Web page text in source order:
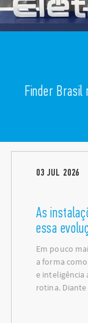
Finder Brasil
03 JUL 2026
As
essa
Em pouco
a forma
e inteligência
rotina. Diante